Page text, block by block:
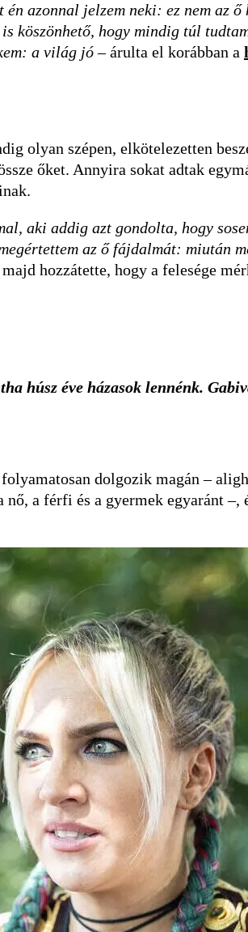
azonnal jelzem neki: ez nem az
köszönhető, hogy mindig túl
a világ jó– árulta el korábban a
olyan szépen, elkötelezetten
őket. Annyira sokat adtak
aki addig azt gondolta, hogy
az ő fájdalmát: miután
majd hozzátette, hogy a felesége
húsz éve házasok lennénk.
dolgozik magán –
a férfi és a gyermek egyaránt –,